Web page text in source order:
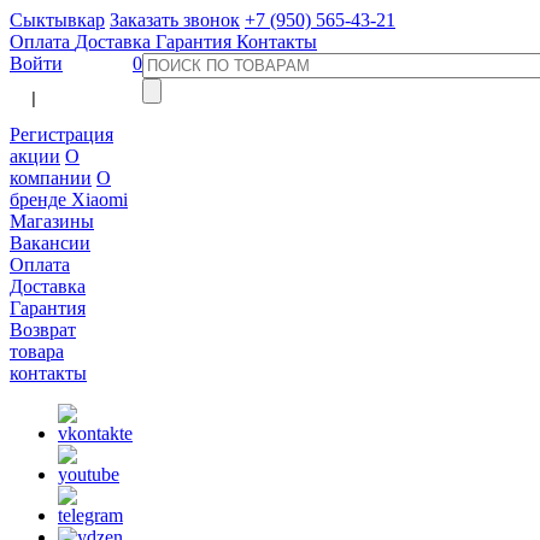
Сыктывкар Заказать звонок +7 (950) 565-43-21
Оплата Доставка Гарантия Контакты
Войти
Регистрация
акции О
компании О
бренде Xiaomi
Магазины
Вакансии
Оплата
Доставка
Гарантия
Возврат
товара
контакты
0